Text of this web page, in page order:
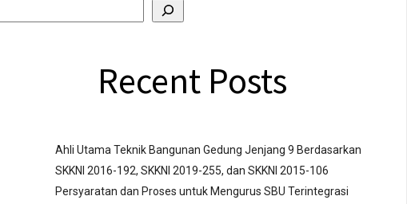
Recent Posts
Ahli Utama Teknik Bangunan Gedung Jenjang 9 Berdasarkan
SKKNI 2016-192, SKKNI 2019-255, dan SKKNI 2015-106
Persyaratan dan Proses untuk Mengurus SBU Terintegrasi